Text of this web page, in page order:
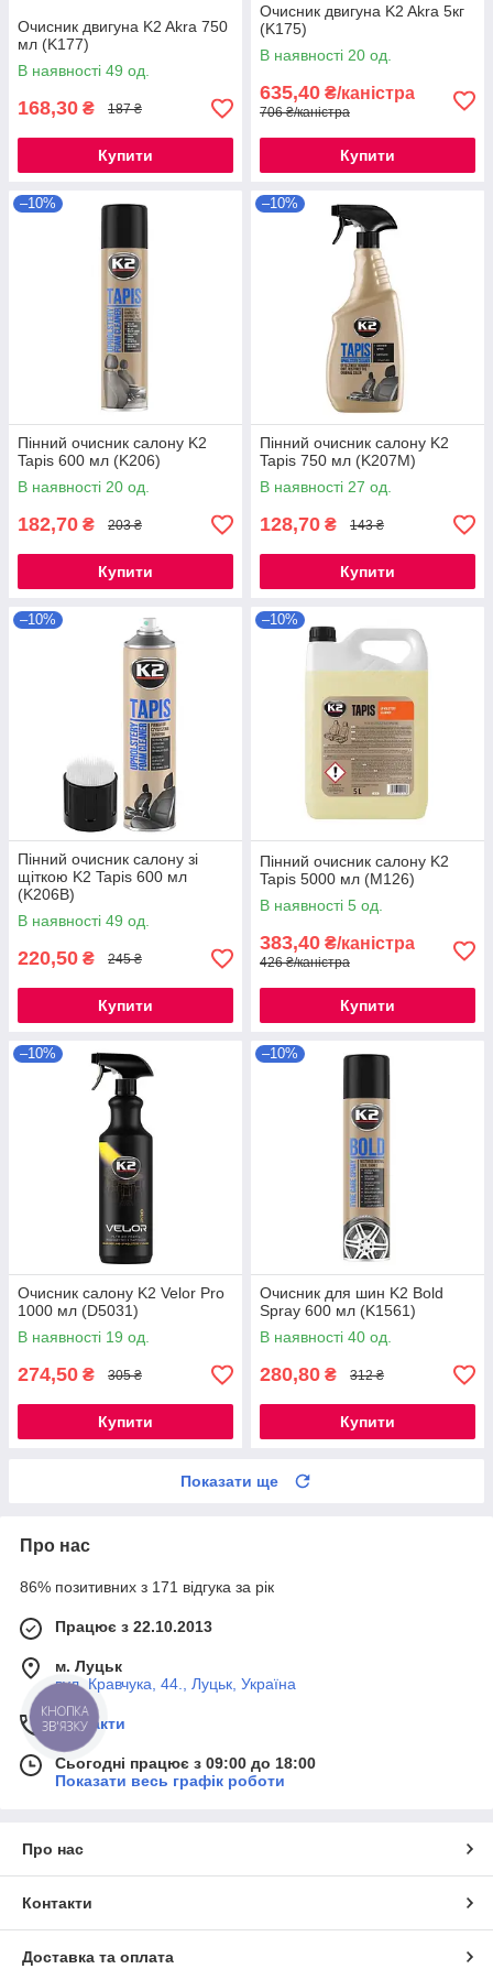
Очисник двигуна K2 Akra 750
мл (K177)
В наявності 49 од.
168,30 ₴ 187 ₴
Купити
Очисник двигуна K2 Akra 5кг
(K175)
В наявності 20 од.
635,40 ₴/каністра
706 ₴/каністра
Купити
–10%
Пінний очисник салону K2
Tapis 600 мл (K206)
В наявності 20 од.
182,70 ₴ 203 ₴
Купити
–10%
Пінний очисник салону K2
Tapis 750 мл (K207M)
В наявності 27 од.
128,70 ₴ 143 ₴
Купити
–10%
Пінний очисник салону зі
щіткою K2 Tapis 600 мл
(K206B)
В наявності 49 од.
220,50 ₴ 245 ₴
Купити
–10%
Пінний очисник салону K2
Tapis 5000 мл (M126)
В наявності 5 од.
383,40 ₴/каністра
426 ₴/каністра
Купити
–10%
Очисник салону K2 Velor Pro
1000 мл (D5031)
В наявності 19 од.
274,50 ₴ 305 ₴
Купити
–10%
Очисник для шин K2 Bold
Spray 600 мл (K1561)
В наявності 40 од.
280,80 ₴ 312 ₴
Купити
Показати ще
Про нас
86% позитивних з 171 відгука за рік
Працює з 22.10.2013
м. Луцьк
вул. Кравчука, 44., Луцьк, Україна
Контакти
Сьогодні працює з 09:00 до 18:00
Показати весь графік роботи
Про нас
Контакти
Доставка та оплата
КНОПКА
ЗВ'ЯЗКУ